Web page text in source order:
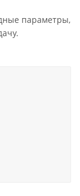
параметры,